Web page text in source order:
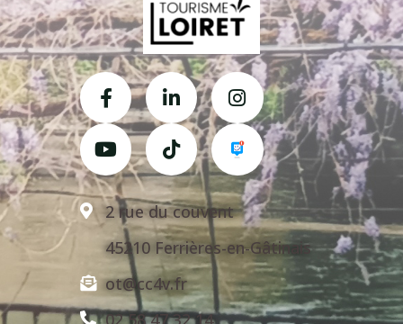
2 rue du couvent
45210 Ferrières-en-Gâtinais
ot@cc4v.fr
02 58 47 32 14